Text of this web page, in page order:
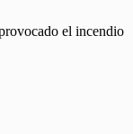
el incendio